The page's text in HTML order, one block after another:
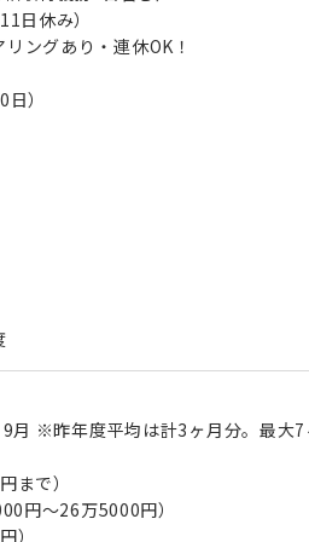
日休み）
ングあり・連休OK！
）
※昨年度平均は計3ヶ月分。最大7
まで）
円～26万5000円）
）